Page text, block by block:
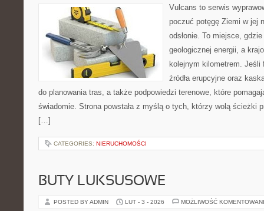
Vulcans to serwis
poczuć potęgę Ziemi w jej
odsłonie. To miejsce,
geologicznej energii, a
kolejnym kilometrem. Jeśli
źródła erupcyjne oraz
do planowania tras, a także podpowiedzi terenowe, które
świadomie. Strona powstała z myślą o tych, którzy wolą ścieżki
[…]
CATEGORIES: NIERUCHOMOŚCI
BUTY LUKSUSOWE
POSTED BY ADMIN LUT - 3 - 2026 MOŻLIWOŚĆ